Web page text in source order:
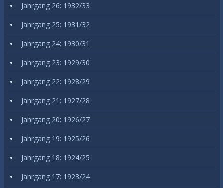
Jahrgang 26: 1932/33
Jahrgang 25: 1931/32
Jahrgang 24: 1930/31
Jahrgang 23: 1929/30
Jahrgang 22: 1928/29
Jahrgang 21: 1927/28
Jahrgang 20: 1926/27
Jahrgang 19: 1925/26
Jahrgang 18: 1924/25
Jahrgang 17: 1923/24